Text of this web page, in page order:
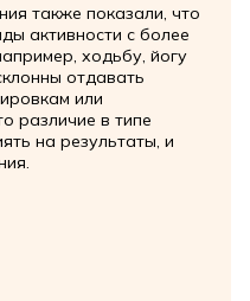
также показали, что
активности с более
ходьбу, йогу
отдавать
или
различие в типе
на результаты, и